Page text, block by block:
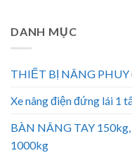
DANH MỤC
THIẾT BỊ NÂNG PHUY
Xe nâng điện đứng lái 1
BÀN NÂNG TAY
1000kg